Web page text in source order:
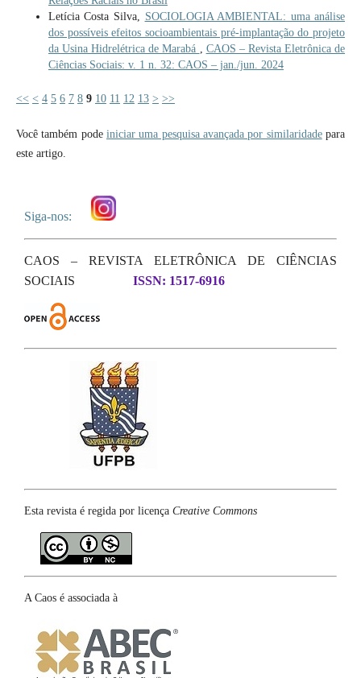
Letícia Costa Silva, SOCIOLOGIA AMBIENTAL: uma análise
dos possíveis efeitos socioambientais pré-implantação do projeto
da Usina Hidrelétrica de Marabá
CAOS – Revista Eletrônica de
Ciências Sociais: v. 1 n. 32: CAOS – jan./jun. 2024
<< < 4 5 6 7 8 9 10 11 12 13 > >>
Você também pode iniciar uma pesquisa avançada por similaridadepara
este artigo.
Siga-nos:
CAOS – REVISTA ELETRÔNICA DE CIÊNCIAS
SOCIAIS
ISSN: 1517-6916
Esta revista é regida por licença Creative Commons
A Caos é associada à